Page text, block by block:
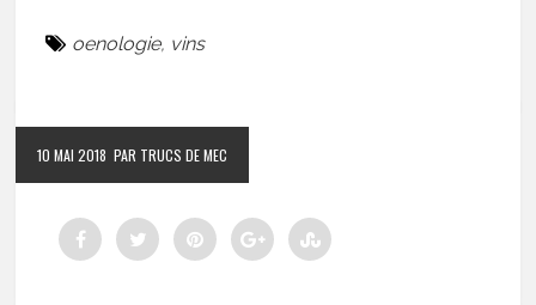
oenologie, vins
10 MAI 2018 PAR TRUCS DE MEC